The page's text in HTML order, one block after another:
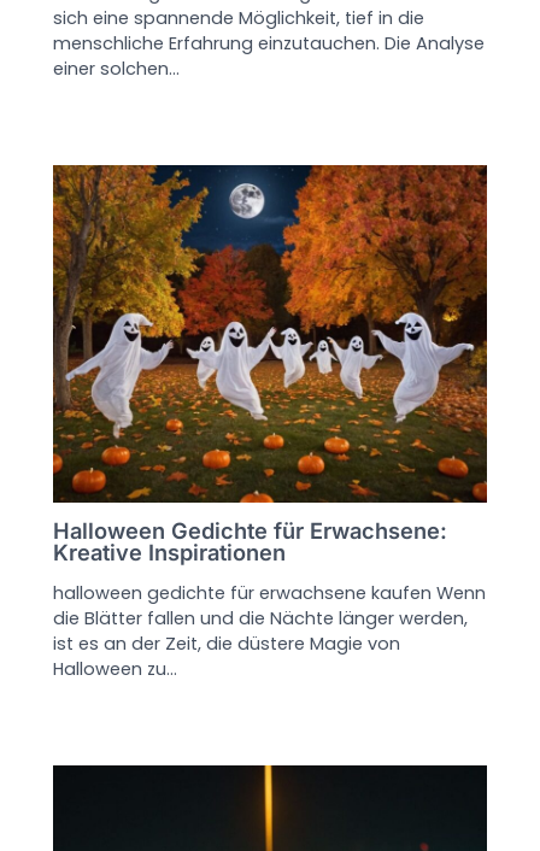
sich eine spannende Möglichkeit, tief in die
menschliche Erfahrung einzutauchen. Die Analyse
einer solchen…
Halloween Gedichte für Erwachsene:
Kreative Inspirationen
halloween gedichte für erwachsene kaufen Wenn
die Blätter fallen und die Nächte länger werden,
ist es an der Zeit, die düstere Magie von
Halloween zu…